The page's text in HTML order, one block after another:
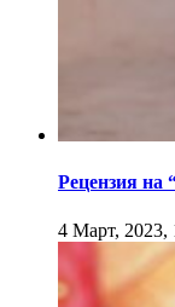
Рецензия на
4 Март, 2023,